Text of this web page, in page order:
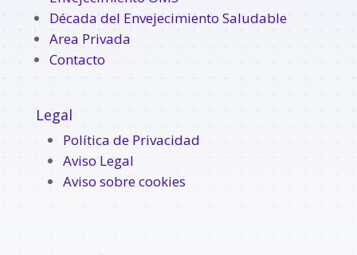
Década del Envejecimiento Saludable
Area Privada
Contacto
Legal
Política de Privacidad
Aviso Legal
Aviso sobre cookies